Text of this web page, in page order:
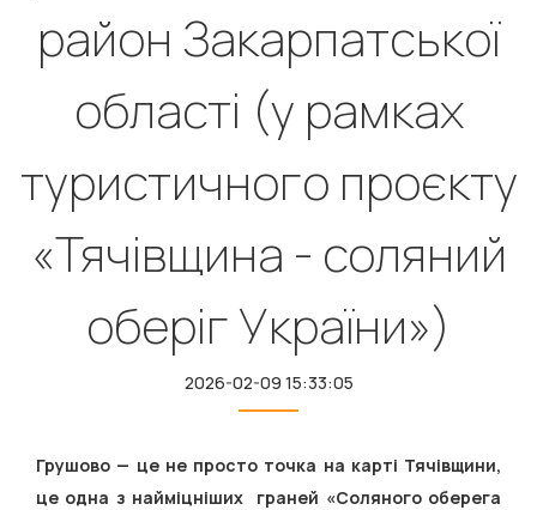
район Закарпатської
області (у рамках
туристичного проєкту
«Тячівщина - соляний
оберіг України»)
2026-02-09 15:33:05
Грушово — це не просто точка на карті Тячівщини,
це одна з найміцніших граней «Соляного оберега